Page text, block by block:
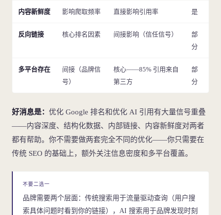
内容新鲜度 影响爬取频率 直接影响引用率 是
反向链接 核心排名因素 间接影响（信任信号）
部
分
多平台存在
间接（品牌信
号）
核心——85% 引用来自
第三方
部
分
好消息是： 优化 Google 排名和优化 AI 引用有大量信号重叠
——内容深度、结构化数据、内部链接、内容新鲜度对两者
都有帮助。你不需要做两套完全不同的优化——你只需要在
传统 SEO 的基础上，额外关注信息密度和多平台覆盖。
不要二选一
品牌需要两个层面：传统搜索用于流量驱动查询（用户搜
索具体问题时看到你的链接），AI 搜索用于品牌发现时刻